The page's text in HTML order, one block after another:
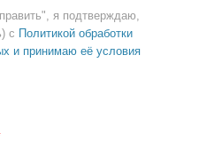
я подтверждаю,
с Политикой обработки
и принимаю её условия